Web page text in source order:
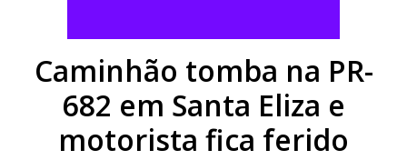
Caminhão tomba na PR-
682 em Santa Eliza e
motorista fica ferido